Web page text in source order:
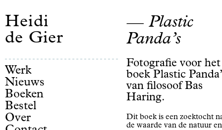
Heidi
de Gier
Werk
Nieuws
Boeken
Bestel
Over
Plastic
Panda’s
Fotografie voor het
boek Plastic
van filosoof Bas
Haring.
Dit boek is een zoektocht
de waarde van de natuur en